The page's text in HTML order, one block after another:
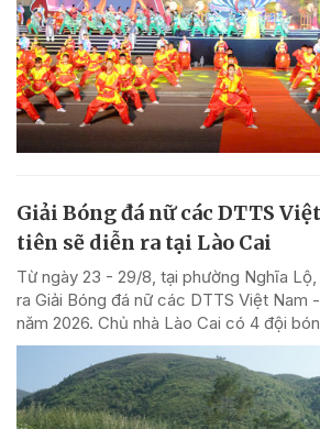
Giải Bóng đá nữ các DTTS
tiên sẽ diễn ra tại Lào Cai
Từ ngày 23 - 29/8, tại phường Nghĩa
ra Giải Bóng đá nữ các DTTS Việt Nam
năm 2026. Chủ nhà Lào Cai có 4 đội